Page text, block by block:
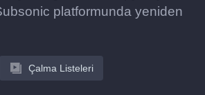
platformunda yeniden
Çalma Listeleri